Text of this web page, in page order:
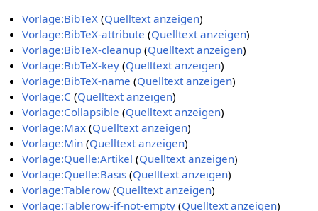
Vorlage:BibTeX (Quelltext anzeigen)
Vorlage:BibTeX-attribute (Quelltext anzeigen)
Vorlage:BibTeX-cleanup (Quelltext anzeigen)
Vorlage:BibTeX-key (Quelltext anzeigen)
Vorlage:BibTeX-name (Quelltext anzeigen)
Vorlage:C (Quelltext anzeigen)
Vorlage:Collapsible (Quelltext anzeigen)
Vorlage:Max (Quelltext anzeigen)
Vorlage:Min (Quelltext anzeigen)
Vorlage:Quelle:Artikel (Quelltext anzeigen)
Vorlage:Quelle:Basis (Quelltext anzeigen)
Vorlage:Tablerow (Quelltext anzeigen)
Vorlage:Tablerow-if-not-empty (Quelltext anzeigen)